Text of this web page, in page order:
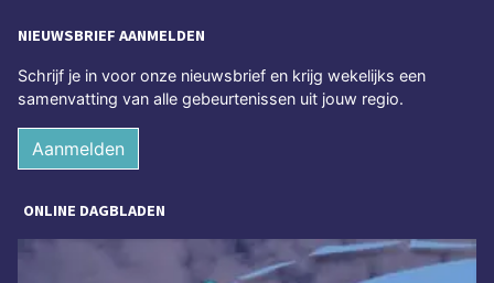
NIEUWSBRIEF AANMELDEN
Schrijf je in voor onze nieuwsbrief en krijg wekelijks een
samenvatting van alle gebeurtenissen uit jouw regio.
Aanmelden
ONLINE DAGBLADEN